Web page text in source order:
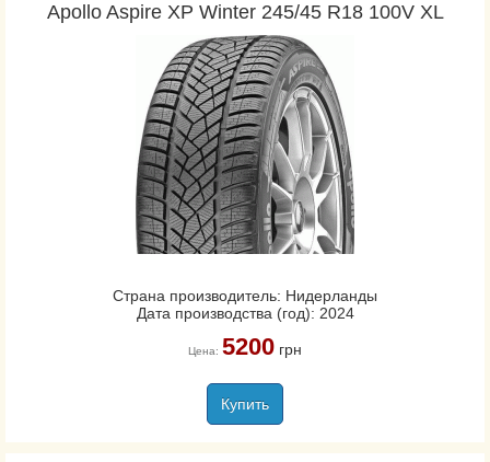
Apollo Aspire XP Winter 245/45 R18 100V XL
Страна производитель: Нидерланды
Дата производства (год): 2024
Цена: 5200грн
Купить